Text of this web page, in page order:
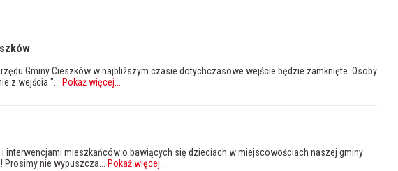
Gminy Cieszków w najbliższym czasie dotychczasowe wejście będzie zamknięte. Osoby
z wejścia "...
Pokaż więcej
i interwencjami mieszkańców o bawiących się dzieciach w miejscowościach naszej gminy
nie wypuszcza...
Pokaż więcej